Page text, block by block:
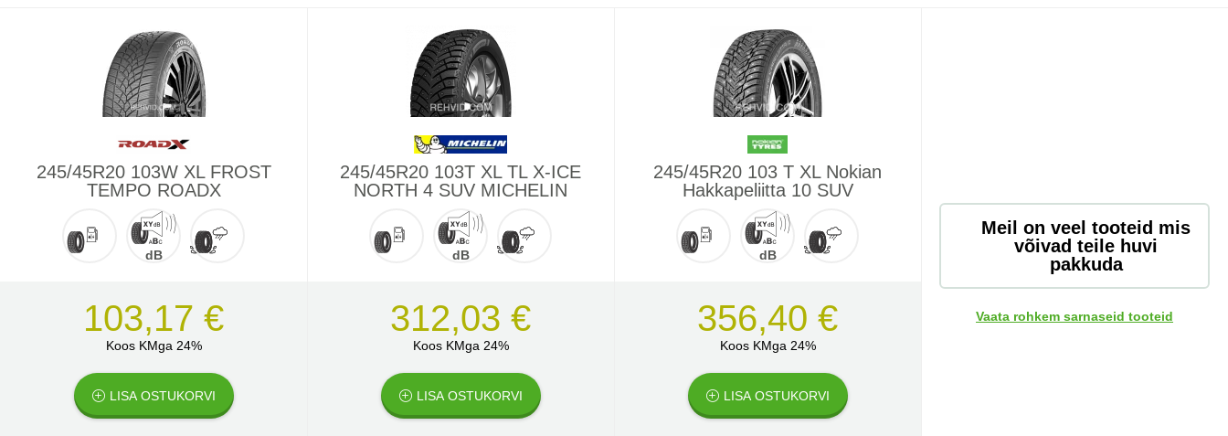
245/45R20 103W XL FROST
TEMPO ROADX
dB
103,17 €
Koos KMga 24%
LISA OSTUKORVI
245/45R20 103T XL TL X-ICE
NORTH 4 SUV MICHELIN
dB
312,03 €
Koos KMga 24%
LISA OSTUKORVI
245/45R20 103 T XL Nokian
Hakkapeliitta 10 SUV
dB
356,40 €
Koos KMga 24%
LISA OSTUKORVI
Meil on veel tooteid mis
võivad teile huvi
pakkuda
Vaata rohkem sarnaseid tooteid